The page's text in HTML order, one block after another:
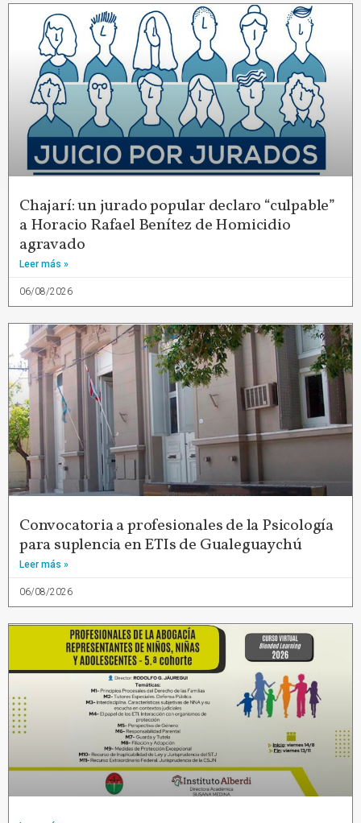
Chajarí: un jurado popular declaro “culpable”
a Horacio Rafael Benítez de Homicidio
agravado
Leer más »
06/08/2026
Convocatoria a profesionales de la Psicología
para suplencia en ETIs de Gualeguaychú
Leer más »
06/08/2026